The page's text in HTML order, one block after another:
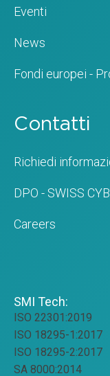
Eventi
News
Fondi europei -
Contatti
Richiedi
DPO - SWISS
Careers
SMI Tech:
ISO 22301:2019
ISO 18295-1:2017
ISO 18295-2:2017
SA 8000:2014